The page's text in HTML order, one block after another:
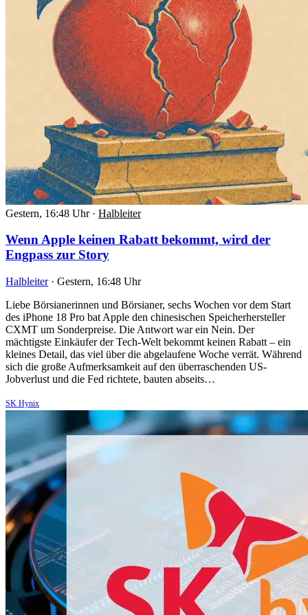
Gestern, 16:48 Uhr · Halbleiter
Wenn Apple keinen Rabatt bekommt, wird der
Engpass zur Story
Halbleiter · Gestern, 16:48 Uhr
Liebe Börsianerinnen und Börsianer, sechs Wochen vor dem Start
des iPhone 18 Pro bat Apple den chinesischen Speicherhersteller
CXMT um Sonderpreise. Die Antwort war ein Nein. Der
mächtigste Einkäufer der Tech-Welt bekommt keinen Rabatt – ein
kleines Detail, das viel über die abgelaufene Woche verrät. Während
sich die große Aufmerksamkeit auf den überraschenden US-
Jobverlust und die Fed richtete, bauten abseits…
SK Hynix